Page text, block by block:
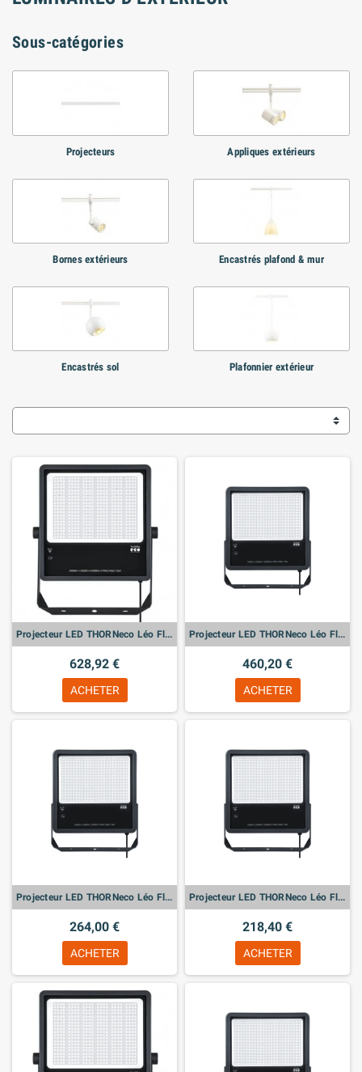
Sous-catégories
Projecteurs Appliques extérieurs
Bornes extérieurs Encastrés plafond & mur
Encastrés sol Plafonnier extérieur
Projecteur LED THORNeco Léo Flex – IP66 300W 830 PC - Haute puissance et flexibilité
628,92 €
ACHETER
Projecteur LED THORNeco Léo Flex – IP66 190W 830 PC - Haute puissance et flexibilité
460,20 €
ACHETER
Projecteur LED THORNeco Léo Flex – IP66 120W 830 PC - Haute puissance et flexibilité
264,00 €
ACHETER
Projecteur LED THORNeco Léo Flex – IP66 80W 830 PC - Haute puissance et flexibilité
218,40 €
ACHETER